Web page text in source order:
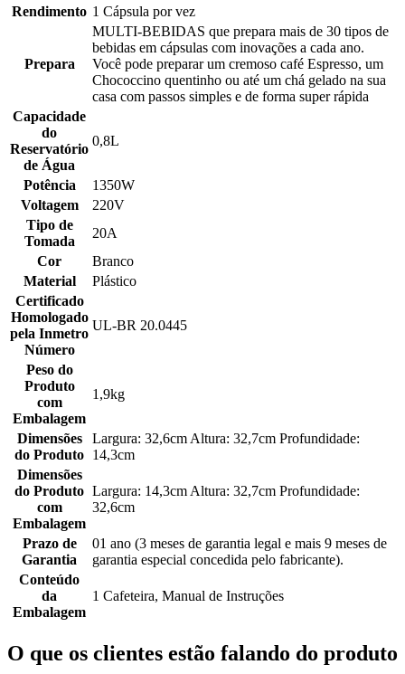
Rendimento 1 Cápsula por vez
Prepara
MULTI-BEBIDAS que prepara mais de 30 tipos de
bebidas em cápsulas com inovações a cada ano.
Você pode preparar um cremoso café Espresso, um
Chococcino quentinho ou até um chá gelado na sua
casa com passos simples e de forma super rápida
Capacidade
do
Reservatório
de Água
0,8L
Potência
1350W
Voltagem
220V
Tipo de
Tomada
20A
Cor
Branco
Material
Plástico
Certificado
Homologado
pela Inmetro
Número
UL-BR 20.0445
Peso do
Produto
com
Embalagem
1,9kg
Dimensões
do Produto
Largura: 32,6cm Altura: 32,7cm Profundidade:
14,3cm
Dimensões
do Produto
com
Embalagem
Largura: 14,3cm Altura: 32,7cm Profundidade:
32,6cm
Prazo de
Garantia
01 ano (3 meses de garantia legal e mais 9 meses de
garantia especial concedida pelo fabricante).
Conteúdo
da
Embalagem
1 Cafeteira, Manual de Instruções
O que os clientes estão falando do produto